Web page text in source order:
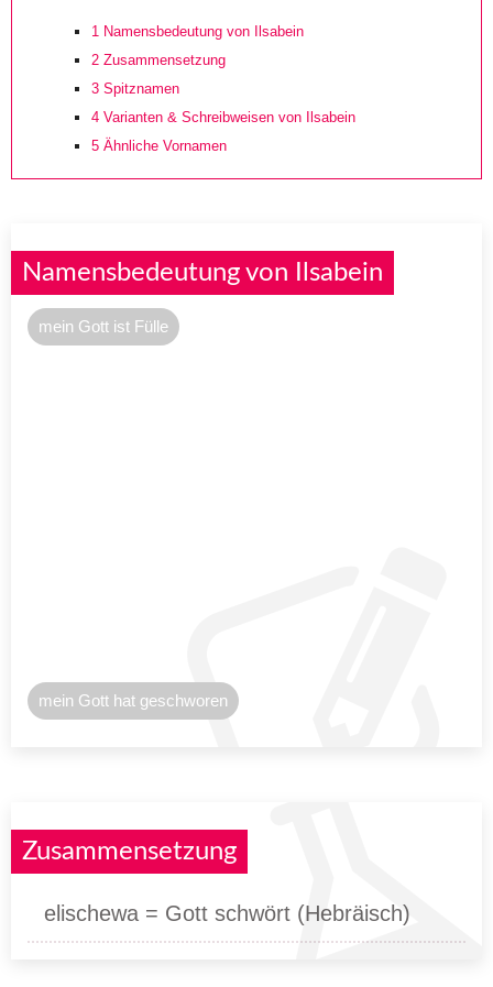
1 Namensbedeutung von Ilsabein
2 Zusammensetzung
3 Spitznamen
4 Varianten & Schreibweisen von Ilsabein
5 Ähnliche Vornamen
Namensbedeutung von Ilsabein
mein Gott ist Fülle
mein Gott hat geschworen
Zusammensetzung
elischewa = Gott schwört (Hebräisch)